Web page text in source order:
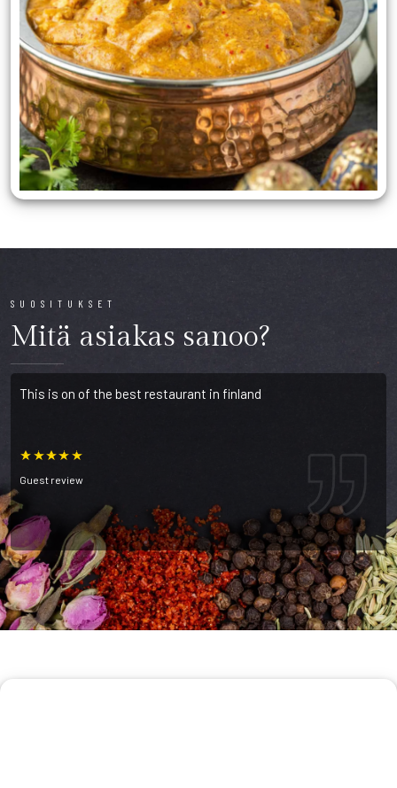
SUOSITUKSET
Mitä asiakas sanoo?
This is on of the best restaurant in finland
Guest review